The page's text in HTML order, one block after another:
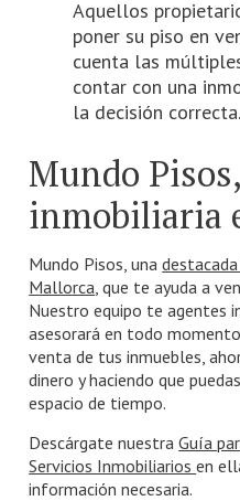
Aquellos
poner su piso en
cuenta las
contar con una
la decisión correcta.
Mundo
inmobiliaria
Mundo Pisos, una
Mallorca , que te ayuda a
Nuestro equipo te agentes
asesorará en todo
venta de tus inmuebles,
dinero y haciendo que
espacio de tiempo.
Descárgate nuestraGuía
Servicios Inmobiliariosen
información necesaria.